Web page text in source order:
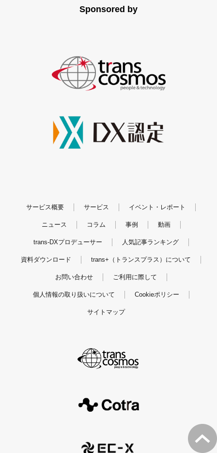
Sponsored by
サービス概要 サービス イベント・レポート
ニュース コラム 事例 動画
trans-DXプロデューサー 人気記事ランキング
資料ダウンロード trans+（トランスプラス）について
お問い合わせ ご利用に際して
個人情報の取り扱いについて Cookieポリシー
サイトマップ